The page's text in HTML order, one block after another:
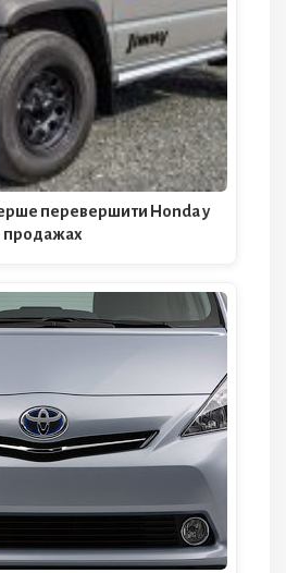
перевершити Honda у
продажах